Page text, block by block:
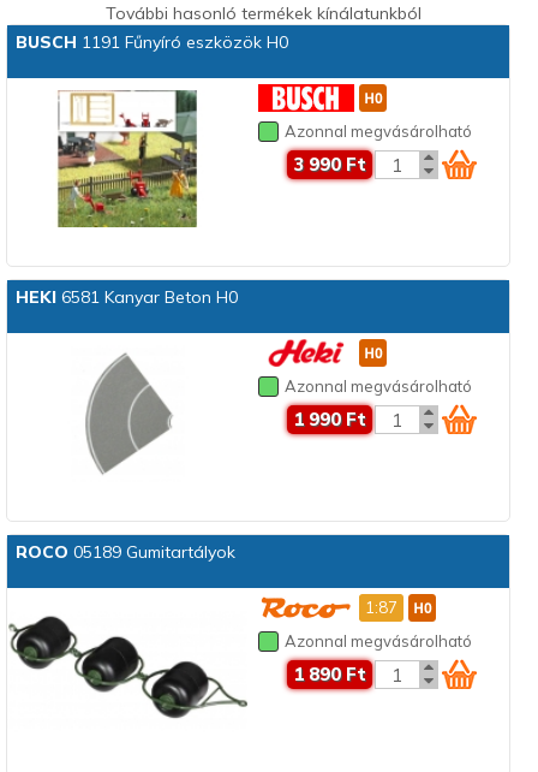
További hasonló termékek kínálatunkból
BUSCH 1191 Fűnyíró eszközök H0
Azonnal megvásárolható
3 990 Ft
HEKI6581 Kanyar Beton H0
Azonnal megvásárolható
1 990 Ft
ROCO 05189 Gumitartályok
1:87
Azonnal megvásárolható
1 890 Ft